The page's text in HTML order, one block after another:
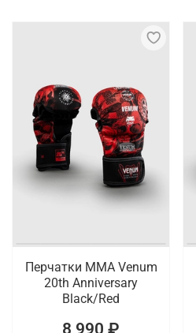
Перчатки ММА Venum
20th Anniversary
Black/Red
8 990 ₽